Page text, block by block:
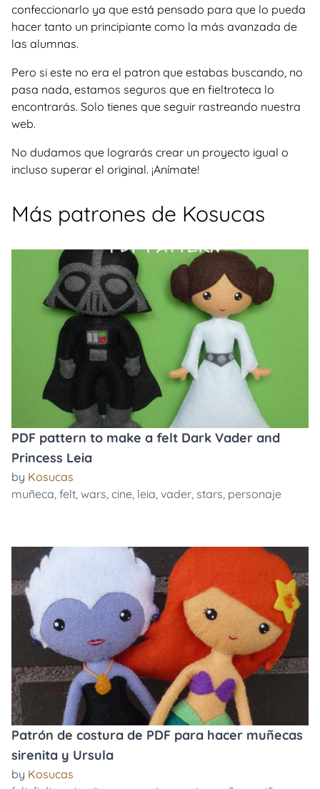
confeccionarlo ya que está pensado para que lo pueda
hacer tanto un principiante como la más avanzada de
las alumnas.
Pero si este no era el patron que estabas buscando, no
pasa nada, estamos seguros que en fieltroteca lo
encontrarás. Solo tienes que seguir rastreando nuestra
web.
No dudamos que lograrás crear un proyecto igual o
incluso superar el original. ¡Anímate!
Más patrones de Kosucas
PDF pattern to make a felt Dark Vader and
Princess Leia
by Kosucas
muñeca, felt, wars, cine, leia, vader, stars, personaje
Patrón de costura de PDF para hacer muñecas
sirenita y Ursula
by Kosucas